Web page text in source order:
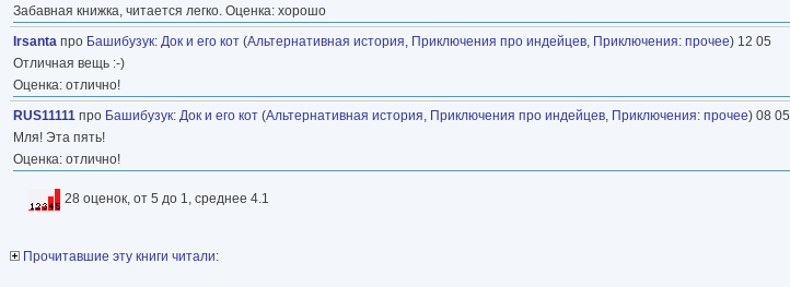
Забавная книжка, читается легко. Оценка: хорошо
Irsanta про Башибузук: Док и его кот (Альтернативная история, Приключения про индейцев, Приключения: прочее) 12 05
Отличная вещь :-)
Оценка: отлично!
RUS11111 про Башибузук: Док и его кот (Альтернативная история, Приключения про индейцев, Приключения: прочее) 08 05
Мля! Эта пять!
Оценка: отлично!
28 оценок, от 5 до 1, среднее 4.1
Прочитавшие эту книги читали: